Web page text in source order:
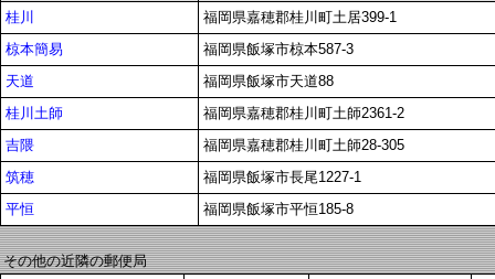
桂川
福岡県嘉穂郡桂川町土居399-1
椋本簡易
福岡県飯塚市椋本587-3
天道
福岡県飯塚市天道88
桂川土師
福岡県嘉穂郡桂川町土師2361-2
吉隈
福岡県嘉穂郡桂川町土師28-305
筑穂
福岡県飯塚市長尾1227-1
平恒
福岡県飯塚市平恒185-8
その他の近隣の郵便局